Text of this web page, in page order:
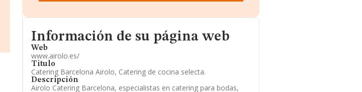
Informacion de su página web
Información de su página web
Web
www.airolo.es/
Titulo
Catering Barcelona Airolo, Catering de cocina selecta.
Descripción
Airolo Catering Barcelona, especialistas en catering para bodas,